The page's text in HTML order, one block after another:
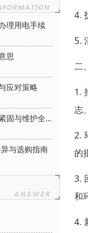
理用电手续
思
应对策略
电梯门锁接触不良：日常管护中的紧固与维护全攻略
与选购指南
4.
5.
二
1.
志
2.
的
3.
和
4.